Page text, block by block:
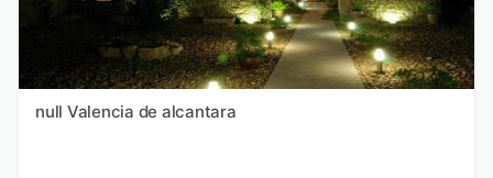
null Valencia de alcantara